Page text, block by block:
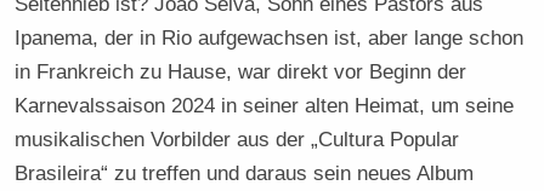
Ipanema, der in Rio aufgewachsen ist, aber lange schon
in Frankreich zu Hause, war direkt vor Beginn der
Karnevalssaison 2024 in seiner alten Heimat, um seine
musikalischen Vorbilder aus der „Cultura Popular
Brasileira“ zu treffen und daraus sein neues Album